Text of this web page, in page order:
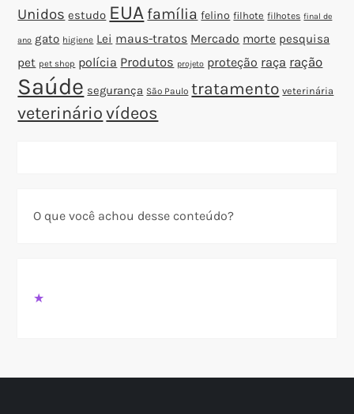
Unidos estudo EUA família felino filhote filhotes final de
ano gato higiene Lei maus-tratos Mercado morte pesquisa
pet pet shop polícia Produtos projeto proteção raça ração
Saúde segurança São Paulo tratamento veterinária
veterinário vídeos
O que você achou desse conteúdo?
★